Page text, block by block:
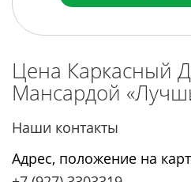
Цена Каркасный
Мансардой
Наши контакты
Адрес, положение на